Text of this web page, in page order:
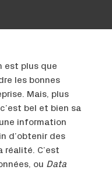
est plus que
les bonnes
Mais, plus
bel et bien sa
information
d’obtenir des
réalité. C’est
ou Data